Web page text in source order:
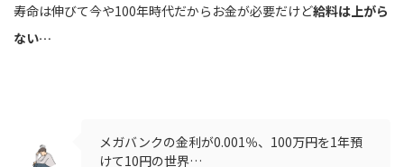
寿命は伸びて今や100年時代だからお金が必要だけど給料は上がら
ない…
メガバンクの金利が0.001％、100万円を1年預
けて10円の世界…